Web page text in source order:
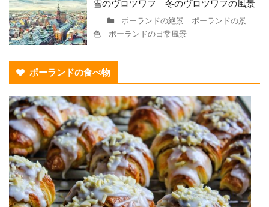
雪のヴロツワフ 冬のヴロツワフの風景
ポーランドの絶景 ポーランドの景
色 ポーランドの日常風景
ポーランドの食べ物